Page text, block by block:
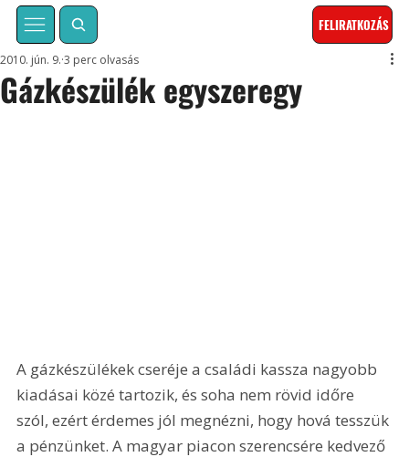
FELIRATKOZÁS
Gázkészülék egyszeregy
2010. jún. 9. 3 perc olvasás
A gázkészülékek cseréje a családi kassza nagyobb
kiadásai közé tartozik, és soha nem rövid időre
szól, ezért érdemes jól megnézni, hogy hová tesszük
a pénzünket. A magyar piacon szerencsére kedvező